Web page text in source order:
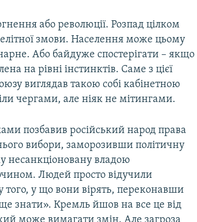
або революції. Розпад цілком
змови. Населення може цьому
Або байдуже спостерігати – якщо
на рівні інстинктів. Саме з цієї
виглядав такою собі кабінетною
чергами, але ніяк не мітингами.
позбавив російський народ права
вибори, заморозивши політичну
несанкціоновану владою
Людей просто відучили
того, у що вони вірять, переконавши
знати». Кремль йшов на все це від